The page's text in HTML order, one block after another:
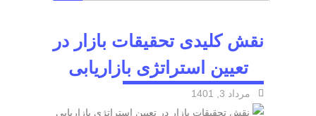
نقش کلیدی تحقیقات بازار در
تعیین استراتژی بازاریابی
مرداد 3, 1401